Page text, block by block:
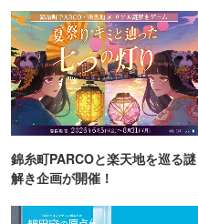
錦糸町PARCOと楽天地を巡る謎
解き企画が開催！